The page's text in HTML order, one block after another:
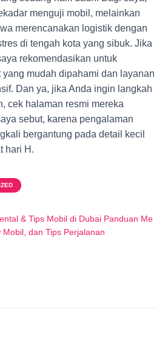
menguji mobil, melainkan
merencanakan logistik dengan
di tengah kota yang sibuk. Jika
rekomendasikan untuk
mudah dipahami dan layanan
Dan ya, jika Anda ingin langkah
cek halaman resmi mereka
sebut, karena pengalaman
bergantung pada detail kecil
hari H.
& Tips Mobil di Dubai Panduan Me
dan Tips Perjalanan